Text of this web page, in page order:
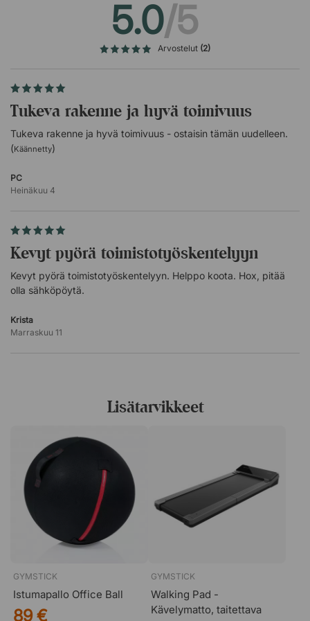
lisääntyy, jonka vuoksi aivot saavat enemmän happea,
mikä puolestaan voi parantaa suorituskykyä.
Korkeus: 79 cm satulan ollessa alimmassa
asennossa.
5.0/5
Arvostelut (2)
Tukeva rakenne ja hyvä toimivuus
Tukeva rakenne ja hyvä toimivuus - ostaisin tämän uudelleen.
(Käännetty)
PC
Heinäkuu 4
Kevyt pyörä toimistotyöskentelyyn
Kevyt pyörä toimistotyöskentelyyn. Helppo koota. Hox, pitää
olla sähköpöytä.
Krista
Marraskuu 11
Lisätarvikkeet
GYMSTICK
Istumapallo Office Ball
89 €
GYMSTICK
Walking Pad -
Kävelymatto, taitettava